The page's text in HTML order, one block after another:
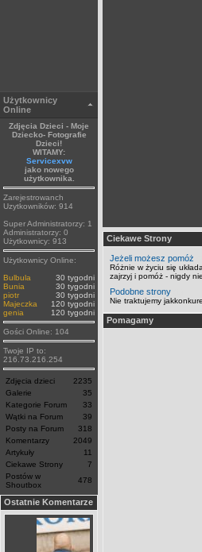
Użytkownicy
Online
Zdjęcia Dzieci - Moje
Dziecko- Fotografie
Dzieci!
WITAMY:
Servicexvw
jako nowego
użytkownika.
Zarejestrowanch
Uzytkowników: 914
Super Administratorzy: 1
Administratorzy: 0
Użytkownicy: 913
Użytkownicy Online:
Bulbula
30 tygodni
Bunia
30 tygodni
piotr
30 tygodni
Majeczka
120 tygodni
genia
120 tygodni
Gości Online: 104
Twoje IP to:
216.73.216.254
Zdjęcia dzieci
2235
Galerie
35
Kategorie Forum
33
Wątki na Forum
39
Posty na Forum
318
Komentarzy
2049
Artykuły
11
Ciekawe Strony
7
Postów w
Shoutbox
478
Ostatnie Komentarze
Ciekawe Strony
Jeżeli możesz pomóż
Różnie w życiu się
zajrzyj i pomóż - nigdy
Podobne strony
Nie traktujemy
Pomagamy